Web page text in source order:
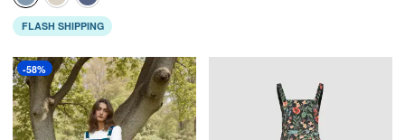
FLASH SHIPPING
-58%